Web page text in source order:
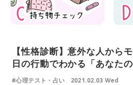
【性格診断】意外な人から
日の行動でわかる「あなたの
#心理テスト・占い 2021.02.03 Wed